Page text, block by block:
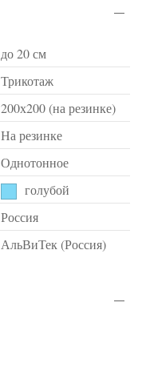
до 20 см
Трикотаж
200х200 (на резинке)
На резинке
Однотонное
голубой
Россия
АльВиТек (Россия)